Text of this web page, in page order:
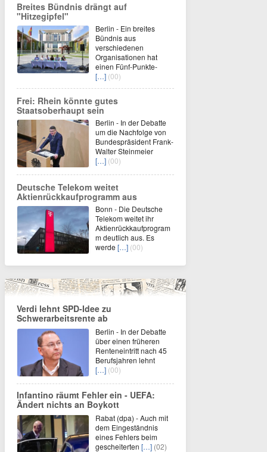
Breites Bündnis drängt auf
"Hitzegipfel"
Berlin - Ein breites
Bündnis aus
verschiedenen
Organisationen hat
einen Fünf-Punkte-
[…] (00)
Frei: Rhein könnte gutes
Staatsoberhaupt sein
Berlin - In der Debatte
um die Nachfolge von
Bundespräsident Frank-
Walter Steinmeier
[…] (00)
Deutsche Telekom weitet
Aktienrückkaufprogramm aus
Bonn - Die Deutsche
Telekom weitet ihr
Aktienrückkaufprogram
m deutlich aus. Es
werde […] (00)
Verdi lehnt SPD-Idee zu
Schwerarbeitsrente ab
Berlin - In der Debatte
über einen früheren
Renteneintritt nach 45
Berufsjahren lehnt
[…] (00)
Infantino räumt Fehler ein - UEFA:
Ändert nichts an Boykott
Rabat (dpa) - Auch mit
dem Eingeständnis
eines Fehlers beim
gescheiterten […] (02)